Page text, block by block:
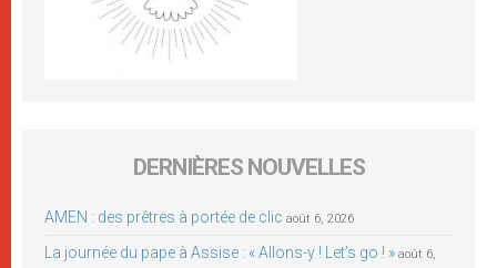
DERNIÈRES NOUVELLES
AMEN : des prêtres à portée de clic août 6, 2026
La journée du pape à Assise : « Allons-y ! Let’s go ! » août 6,